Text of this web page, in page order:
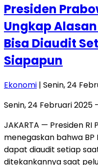
Presiden
Ungkap
Bisa Diaudit
Siapapun
Ekonomi | Senin, 24
Senin, 24 Februari 2025 -
JAKARTA — Presiden RI
menegaskan bahwa
dapat diaudit setiap
ditekankannya saat